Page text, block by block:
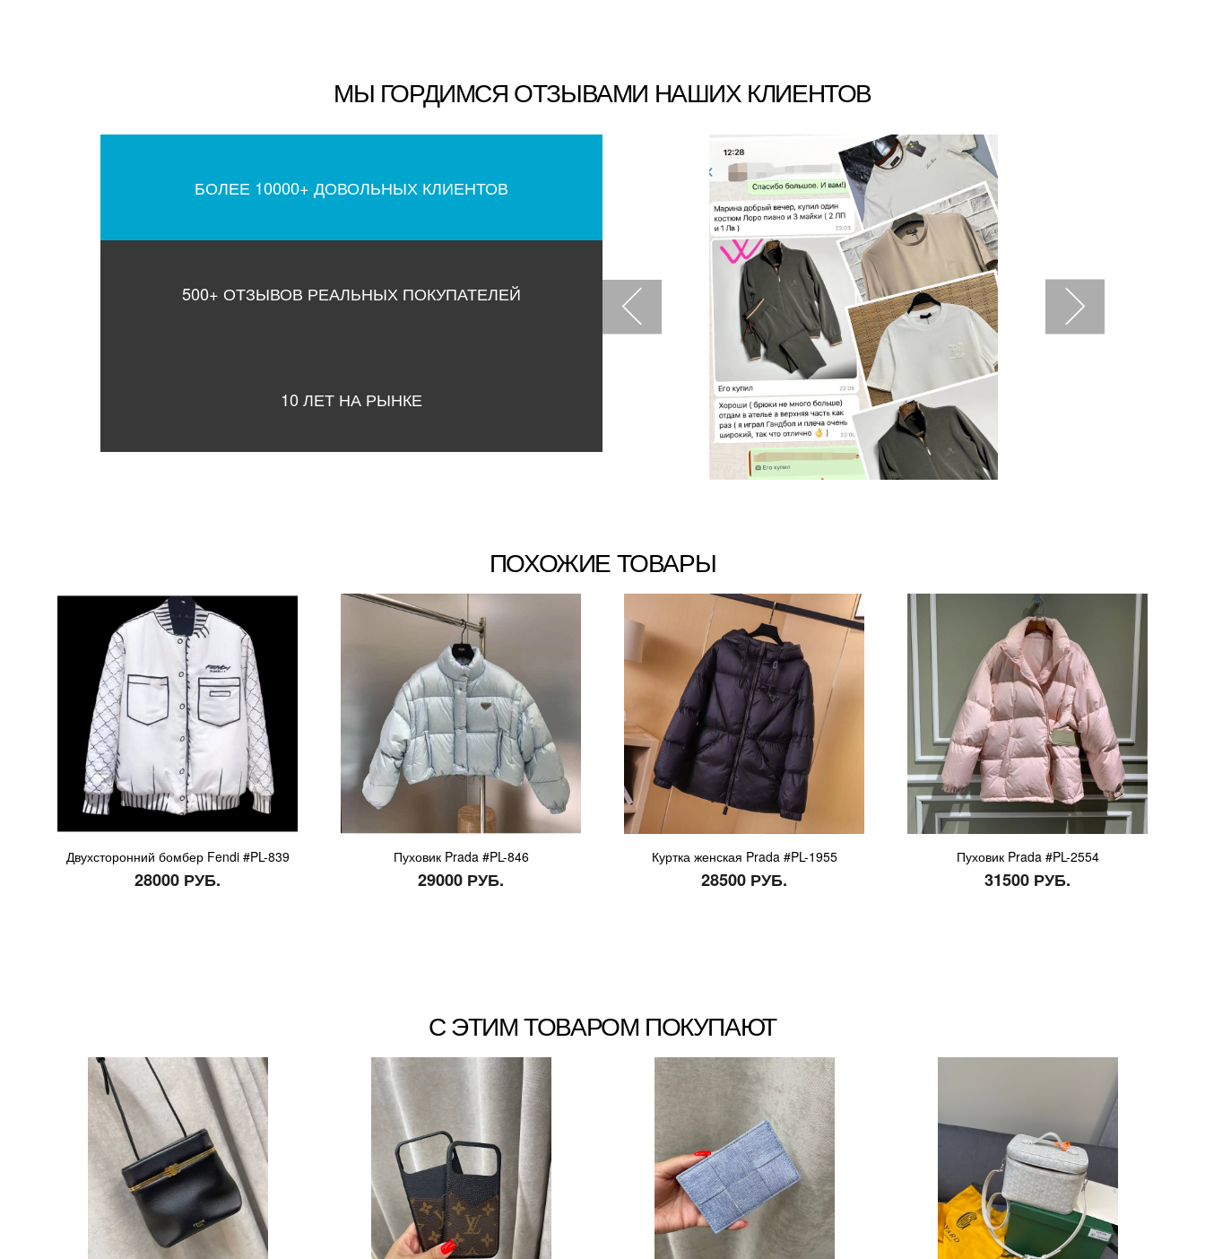
МЫ ГОРДИМСЯ ОТЗЫВАМИ НАШИХ КЛИЕНТОВ
БОЛЕЕ 10000+ ДОВОЛЬНЫХ КЛИЕНТОВ
500+ ОТЗЫВОВ РЕАЛЬНЫХ ПОКУПАТЕЛЕЙ
10 ЛЕТ НА РЫНКЕ
ПОХОЖИЕ ТОВАРЫ
Двухсторонний бомбер Fendi #PL-839
28000 РУБ.
Пуховик Prada #PL-846
29000 РУБ.
Куртка женская Prada #PL-1955
28500 РУБ.
Пуховик Prada #PL-2554
31500 РУБ.
С ЭТИМ ТОВАРОМ ПОКУПАЮТ